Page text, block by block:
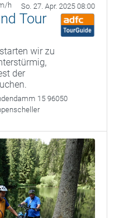
h So. 27. Apr. 2025 08:00
Tour
wir zu
der
15 96050